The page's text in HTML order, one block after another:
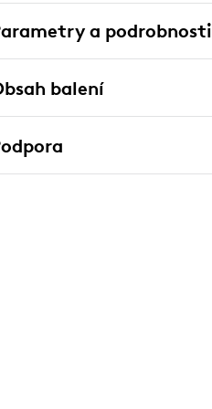
a podrobnosti
balení